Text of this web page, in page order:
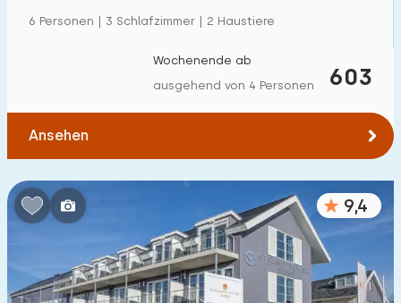
6 Personen | 3 Schlafzimmer | 2 Haustiere
603
Wochenende ab
ausgehend von 4 Personen
Ansehen
9,4